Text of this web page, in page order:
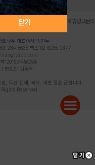
닫기
불법촬영물 신고센터 제휴광고문의
트나우 대표이사:송현두
284-8635 팩스:02-6265-0377
:2016년4월25일
| 편집인:김동욱
, 무단 전재, 복사, 배포 등을 금합니다.
Reserved.